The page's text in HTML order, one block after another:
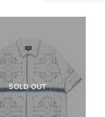
SOLD OUT